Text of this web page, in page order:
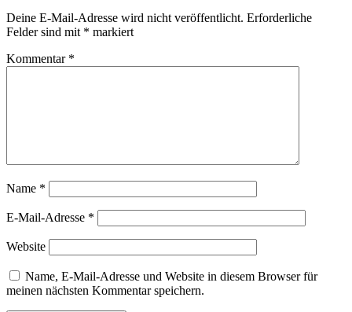
Deine E-Mail-Adresse wird nicht veröffentlicht. Erforderliche
Felder sind mit * markiert
Kommentar *
Name *
E-Mail-Adresse *
Website
Name, E-Mail-Adresse und Website in diesem Browser für
meinen nächsten Kommentar speichern.